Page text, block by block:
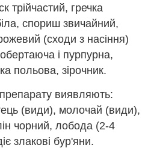
трійчастий, гречка
спориш звичайний,
(сходи з насіння)
і пурпурна,
польова, зірочник.
виявляють:
(види), молочай (види),
чорний, лобода (2-4
злакові бур'яни.